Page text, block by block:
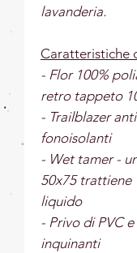
lavanderia.
Caratteristiche
- Flor 100%
retro tappeto
- Trailblazer
fonoisolanti
- Wet tamer -
50x75 trattiene
liquido
- Privo di PVC
inquinanti